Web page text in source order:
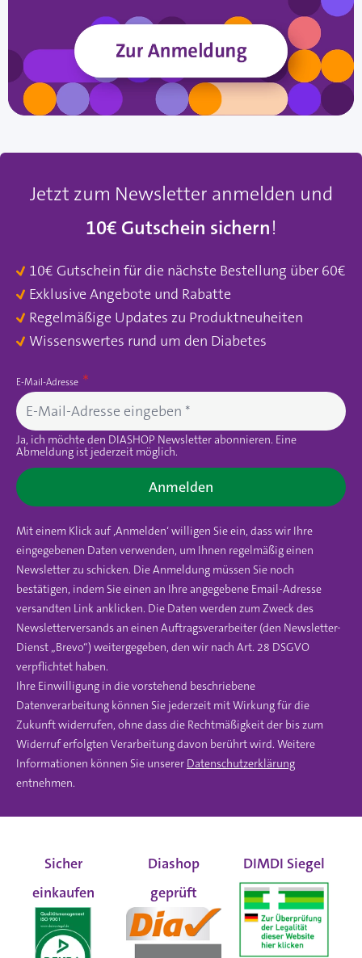
Jetzt zum Newsletter anmelden und
10€ Gutschein sichern!
10€ Gutschein für die nächste Bestellung über 60€
Exklusive Angebote und Rabatte
Regelmäßige Updates zu Produktneuheiten
Wissenswertes rund um den Diabetes
E-Mail-Adresse
Ja, ich möchte den DIASHOP Newsletter abonnieren. Eine
Abmeldung ist jederzeit möglich.
Anmelden
Mit einem Klick auf ‚Anmelden‘ willigen Sie ein, dass wir Ihre
eingegebenen Daten verwenden, um Ihnen regelmäßig einen
Newsletter zu schicken. Die Anmeldung müssen Sie noch
bestätigen, indem Sie einen an Ihre angegebene Email-Adresse
versandten Link anklicken. Die Daten werden zum Zweck des
Newsletterversands an einen Auftragsverarbeiter (den Newsletter-
Dienst „Brevo“) weitergegeben, den wir nach Art. 28 DSGVO
verpflichtet haben.
Ihre Einwilligung in die vorstehend beschriebene
Datenverarbeitung können Sie jederzeit mit Wirkung für die
Zukunft widerrufen, ohne dass die Rechtmäßigkeit der bis zum
Widerruf erfolgten Verarbeitung davon berührt wird. Weitere
Informationen können Sie unserer Datenschutzerklärung
entnehmen.
Sicher
einkaufen
Diashop
geprüft
DIMDI Siegel